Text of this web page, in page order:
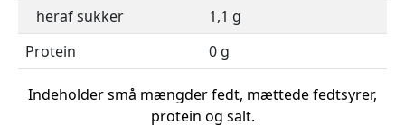
heraf sukker
1,1 g
Protein
0 g
Indeholder små mængder fedt, mættede fedtsyrer,
protein og salt.